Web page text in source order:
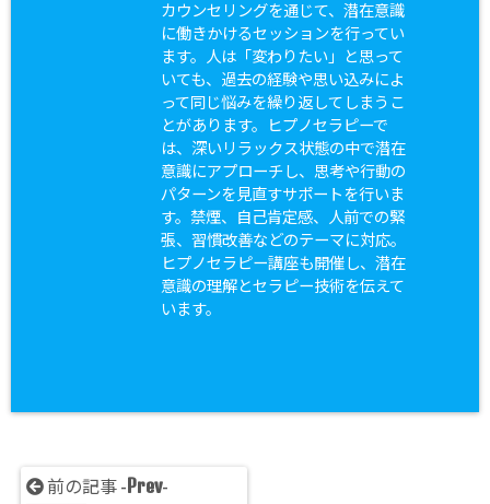
カウンセリングを通じて、潜在意識
に働きかけるセッションを行ってい
ます。人は「変わりたい」と思って
いても、過去の経験や思い込みによ
って同じ悩みを繰り返してしまうこ
とがあります。ヒプノセラピーで
は、深いリラックス状態の中で潜在
意識にアプローチし、思考や行動の
パターンを見直すサポートを行いま
す。禁煙、自己肯定感、人前での緊
張、習慣改善などのテーマに対応。
ヒプノセラピー講座も開催し、潜在
意識の理解とセラピー技術を伝えて
います。
前の記事 - Prev-